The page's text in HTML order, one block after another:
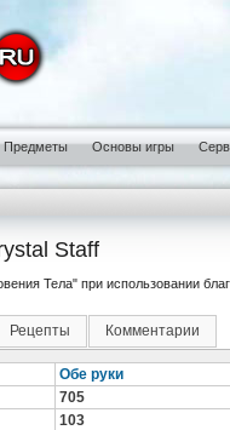
Предметы Основы игры
Staff
Тела" при использовании
Рецепты Комментарии
Обе руки
705
103